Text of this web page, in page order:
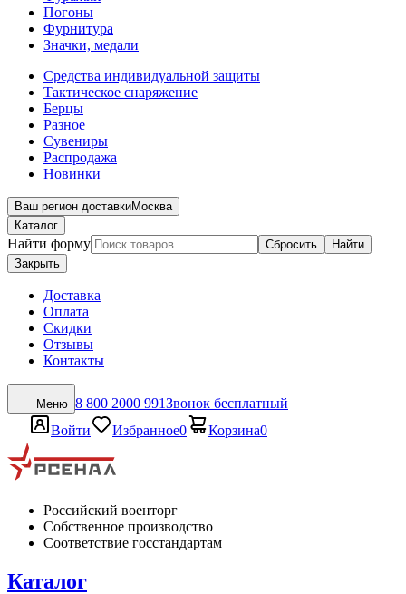
Погоны
Фурнитура
Значки, медали
Средства индивидуальной защиты
Тактическое снаряжение
Берцы
Разное
Сувениры
Распродажа
Новинки
Ваш регион доставкиМосква
Каталог
Найти форму Сбросить
Найти
Закрыть
Доставка
Оплата
Скидки
Отзывы
Контакты
Меню 8 800 2000 991Звонок бесплатный
Войти
Избранное0 Корзина0
Российский военторг
Собственное производство
Соответствие госстандартам
Каталог